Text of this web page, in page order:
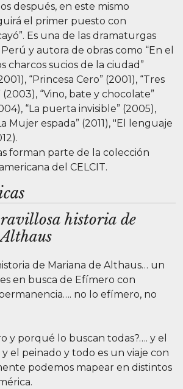
después, en este mismo
el primer puesto con
Es una de las dramaturgas
y autora de obras como “En el
charcos sucios de la ciudad”
“Princesa Cero” (2001), “Tres
(2003), “Vino, bate y chocolate”
“La puerta invisible” (2005),
Mujer espada” (2011), "El lenguaje
forman parte de la colección
del CELCIT.
historia de
de Mariana de Althaus… un
en busca de Efímero con
no lo efímero, no
y porqué lo buscan todas?…. y el
el peinado y todo es un viaje con
podemos mapear en distintos